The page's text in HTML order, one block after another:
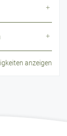
anzeigen